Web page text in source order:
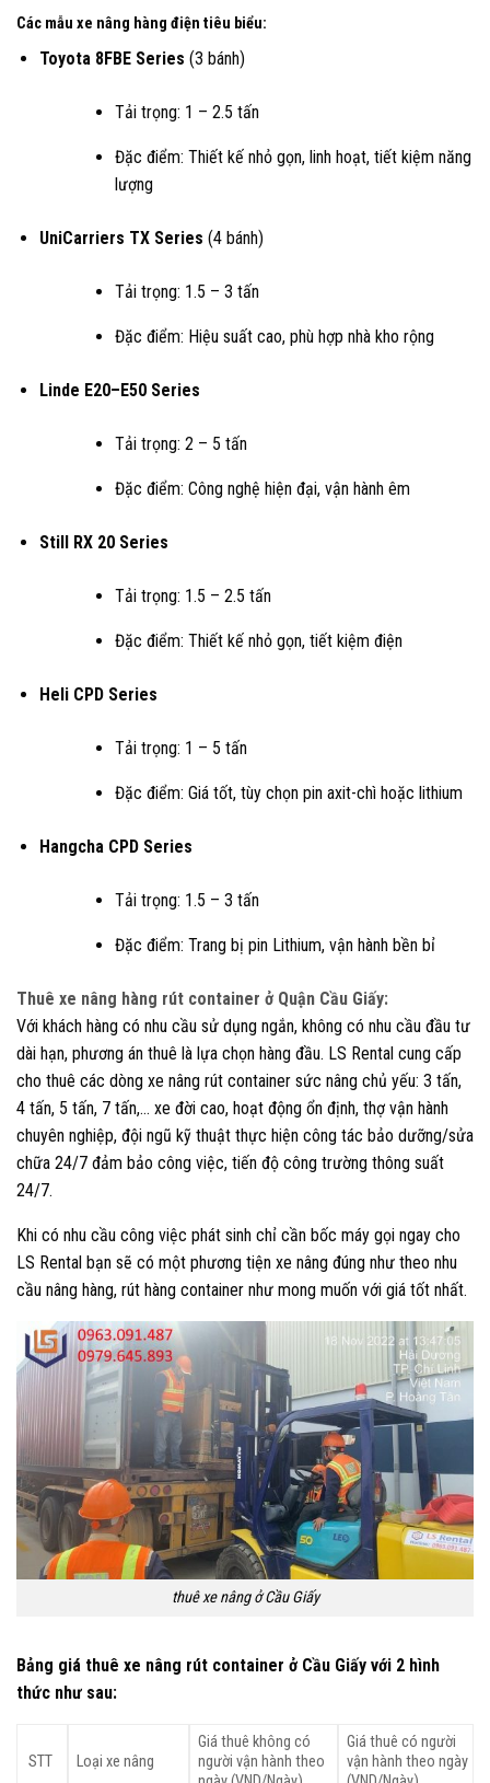
Các mẫu xe nâng hàng điện tiêu biểu:
Toyota 8FBE Series (3 bánh)
Tải trọng: 1 – 2.5 tấn
Đặc điểm: Thiết kế nhỏ gọn, linh hoạt, tiết kiệm năng
lượng
UniCarriers TX Series (4 bánh)
Tải trọng: 1.5 – 3 tấn
Đặc điểm: Hiệu suất cao, phù hợp nhà kho rộng
Linde E20–E50 Series
Tải trọng: 2 – 5 tấn
Đặc điểm: Công nghệ hiện đại, vận hành êm
Still RX 20 Series
Tải trọng: 1.5 – 2.5 tấn
Đặc điểm: Thiết kế nhỏ gọn, tiết kiệm điện
Heli CPD Series
Tải trọng: 1 – 5 tấn
Đặc điểm: Giá tốt, tùy chọn pin axit-chì hoặc lithium
Hangcha CPD Series
Tải trọng: 1.5 – 3 tấn
Đặc điểm: Trang bị pin Lithium, vận hành bền bỉ
Thuê xe nâng hàng rút container ở Quận Cầu Giấy:
Với khách hàng có nhu cầu sử dụng ngắn, không có nhu cầu đầu tư
dài hạn, phương án thuê là lựa chọn hàng đầu. LS Rental cung cấp
cho thuê các dòng xe nâng rút container sức nâng chủ yếu: 3 tấn,
4 tấn, 5 tấn, 7 tấn,… xe đời cao, hoạt động ổn định, thợ vận hành
chuyên nghiệp, đội ngũ kỹ thuật thực hiện công tác bảo dưỡng/sửa
chữa 24/7 đảm bảo công việc, tiến độ công trường thông suất
24/7.
Khi có nhu cầu công việc phát sinh chỉ cần bốc máy gọi ngay cho
LS Rental bạn sẽ có một phương tiện xe nâng đúng như theo nhu
cầu nâng hàng, rút hàng container như mong muốn với giá tốt nhất.
thuê xe nâng ở Cầu Giấy
Bảng giá thuê xe nâng rút container ở Cầu Giấy với 2 hình
thức như sau:
STT Loại xe nâng
Giá thuê không có
người vận hành theo
Giá thuê có người
vận hành theo ngày